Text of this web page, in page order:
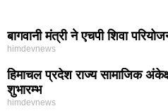
बागवानी मंत्री ने एचपी शिवा
himdevnews
हिमाचल प्रदेश राज्य सामाजिक
शुभारम्भ
himdevnews